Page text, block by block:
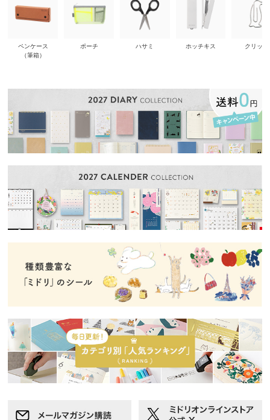
ペンケース
（筆箱）
ポーチ ハサミ ホッチキス クリップ